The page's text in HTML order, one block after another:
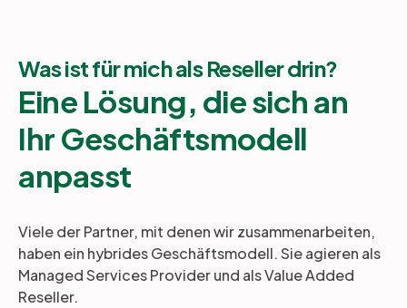
Was ist für mich als Reseller drin?
Eine Lösung, die sich an
Ihr Geschäftsmodell
anpasst
Viele der Partner, mit denen wir zusammenarbeiten,
haben ein hybrides Geschäftsmodell. Sie agieren als
Managed Services Provider und als Value Added
Reseller.